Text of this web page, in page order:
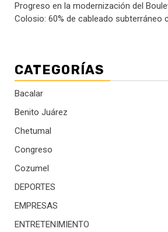
Progreso en la modernización del
Colosio: 60% de cableado subterráneo
CATEGORÍAS
Bacalar
Benito Juárez
Chetumal
Congreso
Cozumel
DEPORTES
EMPRESAS
ENTRETENIMIENTO